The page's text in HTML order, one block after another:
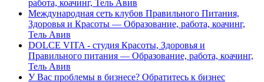
работа, коачинг, Тель Авив
Международная сеть клубов Правильного Питания,
Здоровья и Красоты — Образование, работа, коачинг,
Тель Авив
DOLCE VITA - студия Красоты, Здоровья и
Правильного питания — Образование, работа, коачинг,
Тель Авив
У Вас проблемы в бизнесе? Обратитесь к бизнес